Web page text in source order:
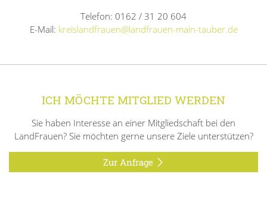
Telefon: 0162 / 31 20 604
E-Mail: kreislandfrauen@landfrauen-main-tauber.de
ICH MÖCHTE MITGLIED WERDEN
Sie haben Interesse an einer Mitgliedschaft bei den
LandFrauen? Sie möchten gerne unsere Ziele unterstützen?
Zur Anfrage